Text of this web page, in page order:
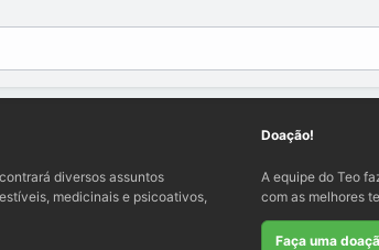
diversos assuntos
medicinais e psicoativos,
Doação!
A equipe do Teo
com as melhores
Faça uma